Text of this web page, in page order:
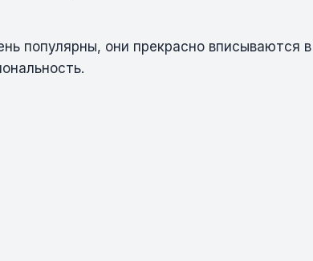
популярны, они прекрасно вписываются в